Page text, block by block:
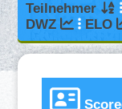
Teilnehmer
DWZ
ELO